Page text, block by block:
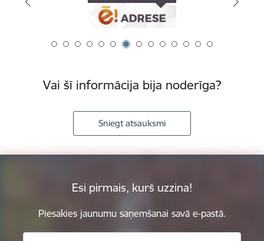
Vai šī informācija bija noderīga?
Sniegt atsauksmi
Esi pirmais, kurš uzzina!
Piesakies jaunumu saņemšanai savā e-pastā.